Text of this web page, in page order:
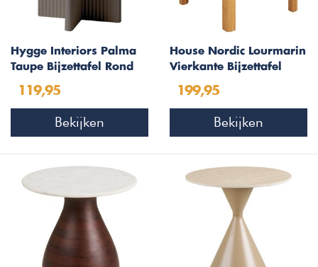
Hygge Interiors Palma
Taupe Bijzettafel Rond
119,95
Bekijken
House Nordic Lourmarin
Vierkante Bijzettafel
199,95
Bekijken